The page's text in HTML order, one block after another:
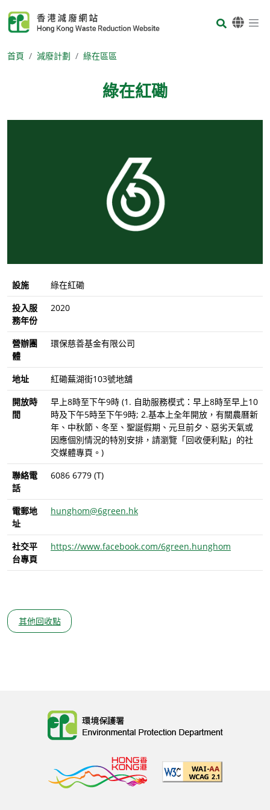
Body
首頁 減廢計劃 綠在區區
綠在紅磡
設施
綠在紅磡
投入服
務年份
2020
營辦團
體
環保慈善基金有限公司
地址
紅磡蕪湖街103號地舖
開放時
間
早上8時至下午9時 (1. 自助服務模式：早上8時至早上10
時及下午5時至下午9時; 2.基本上全年開放，有關農曆新
年、中秋節、冬至、聖誕假期、元旦前夕、惡劣天氣或
因應個別情況的特別安排，請瀏覽「回收便利點」的社
交媒體專頁。)
聯絡電
話
6086 6779 (T)
電郵地
址
hunghom@6green.hk
社交平
台專頁
https://www.facebook.com/6green.hunghom
其他回收點